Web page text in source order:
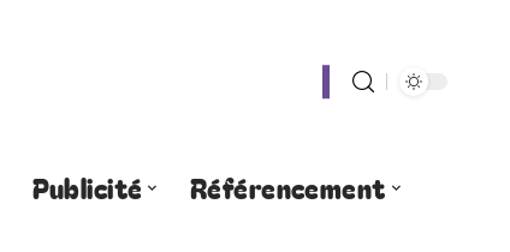
Publicité Référencement